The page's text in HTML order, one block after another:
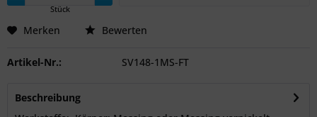
Stück
Merken Bewerten
Artikel-Nr.: SV148-1MS-FT
Beschreibung